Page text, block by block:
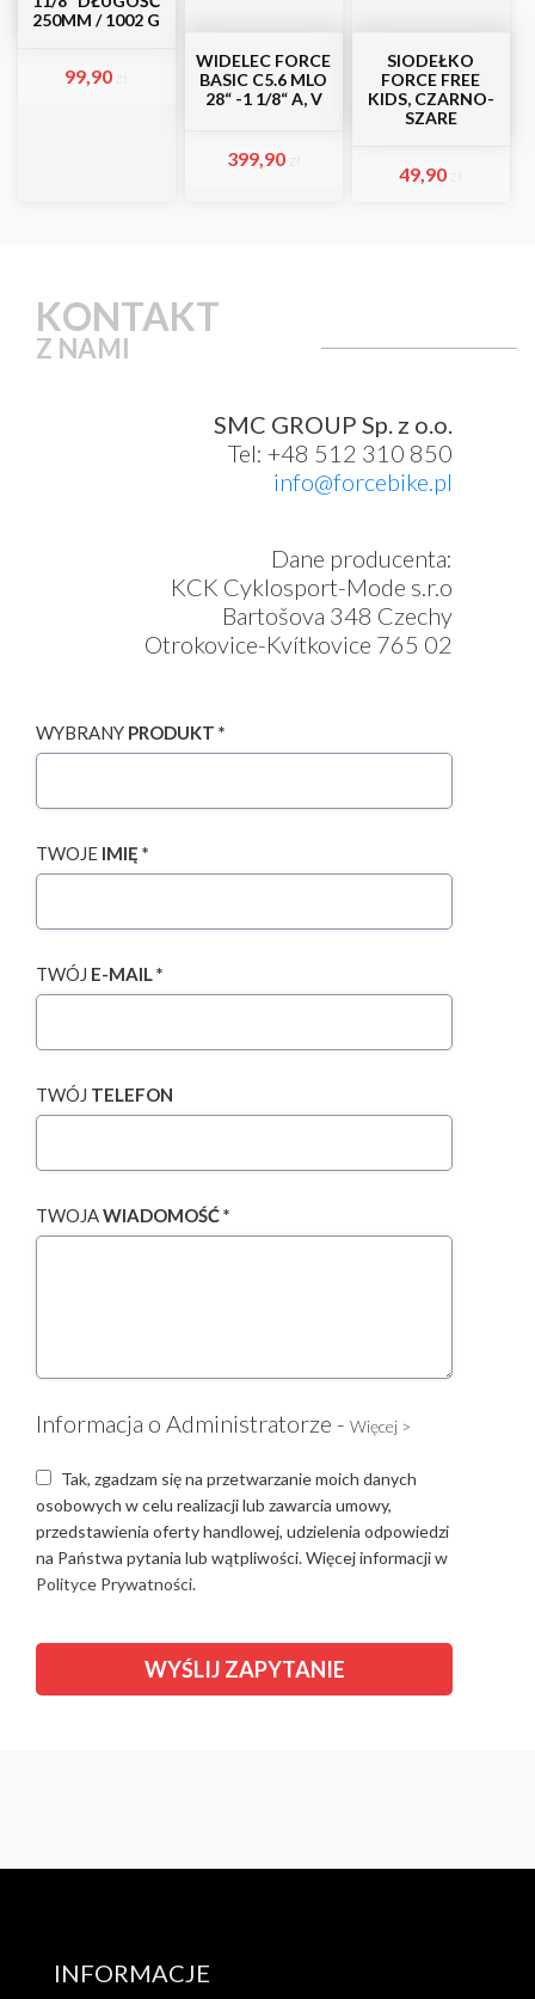
250MM / 1002 G
99,90
WIDELEC FORCE
BASIC C5.6 MLO
28“ -1 1/8“ A, V
399,90
SIODEŁKO
FORCE FREE
KIDS, CZARNO-
SZARE
49,90
KONTAKT
Z NAMI
SMC GROUP Sp. z o.o.
Tel: +48 512 310 850
info@forcebike.pl
Dane producenta:
KCK Cyklosport-Mode s.r.o
Bartošova 348 Czechy
Otrokovice-Kvítkovice 765 02
WYBRANY PRODUKT *
TWOJE IMIĘ *
TWÓJ E-MAIL *
TWÓJ TELEFON
TWOJAWIADOMOŚĆ *
Informacja o Administratorze - Więcej >
Tak, zgadzam się na przetwarzanie moich danych
osobowych w celu realizacji lub zawarcia umowy,
przedstawienia oferty handlowej, udzielenia odpowiedzi
na Państwa pytania lub wątpliwości. Więcej informacji w
Polityce Prywatności.
INFORMACJE